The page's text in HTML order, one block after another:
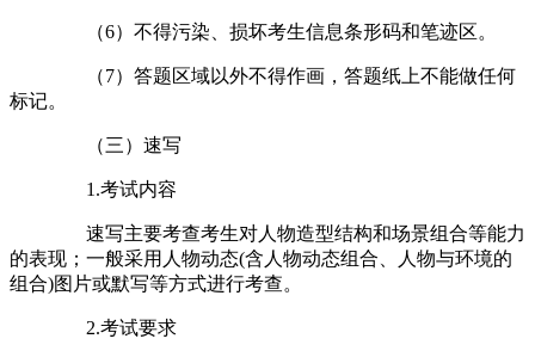
（6）不得污染、损坏考生信息条形码和笔迹区。
（7）答题区域以外不得作画，答题纸上不能做任何
标记。
（三）速写
1.考试内容
速写主要考查考生对人物造型结构和场景组合等能力
的表现；一般采用人物动态(含人物动态组合、人物与环境的
组合)图片或默写等方式进行考查。
2.考试要求